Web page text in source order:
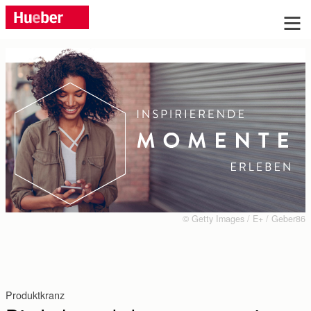
© Getty Images / E+ / Geber86
Produktkranz
Sie haben Fragen?
Wir beraten Sie gern, rufen Sie uns an: Tel.
+49 (0)89 / 96 02 96 03
Montag bis Donnerstag: 9:00 bis 17:00 Uhr, Freitag:
9:00 bis 16:00 Uhr
Oder schreiben Sie uns: